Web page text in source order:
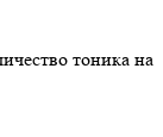
тоника на